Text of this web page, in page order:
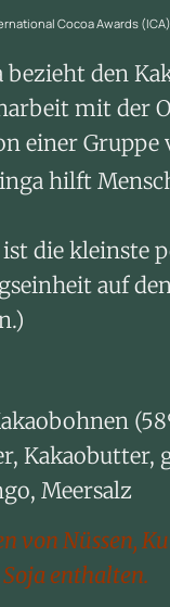
Cocoa Awards (ICA)
bezieht den
mit der
einer Gruppe
hilft
die kleinste
auf den
Kakaobutter,
Meersalz
von Nüssen,
enthalten.